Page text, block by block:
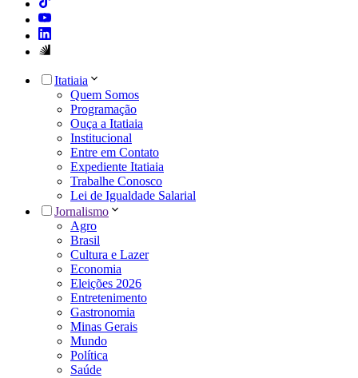
Itatiaia
Quem Somos
Programação
Ouça a Itatiaia
Institucional
Entre em Contato
Expediente Itatiaia
Trabalhe Conosco
Lei de Igualdade Salarial
Jornalismo
Agro
Brasil
Cultura e Lazer
Economia
Eleições 2026
Entretenimento
Gastronomia
Minas Gerais
Mundo
Política
Saúde